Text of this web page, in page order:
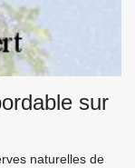
sur
naturelles de